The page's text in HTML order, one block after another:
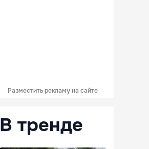
Разместить рекламу на сайте
В тренде